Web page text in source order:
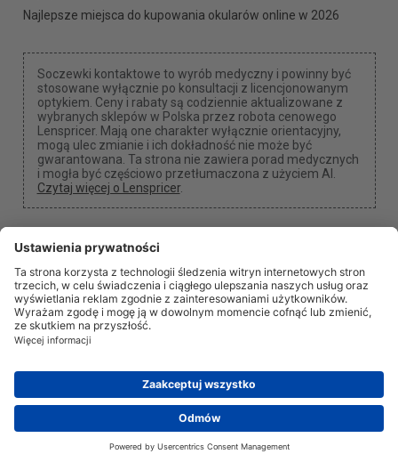
Najlepsze miejsca do kupowania okularów online w 2026
Soczewki kontaktowe to wyrób medyczny i powinny być
stosowane wyłącznie po konsultacji z licencjonowanym
optykiem. Ceny i rabaty są codziennie aktualizowane z
wybranych sklepów w Polska przez robota cenowego
Lenspricer. Mają one charakter wyłącznie orientacyjny,
mogą ulec zmianie i ich dokładność nie może być
gwarantowana. Ta strona nie zawiera porad medycznych
i mogła być częściowo przetłumaczona z użyciem AI.
Czytaj więcej o Lenspricer.
Ustawienia plików cookie
Możemy otrzymać prowizję, jeśli użyjesz jednego z
O nasAktualnościInformacjaPrywatnośćPrawne
info@lenspricer.pl
DK44428156